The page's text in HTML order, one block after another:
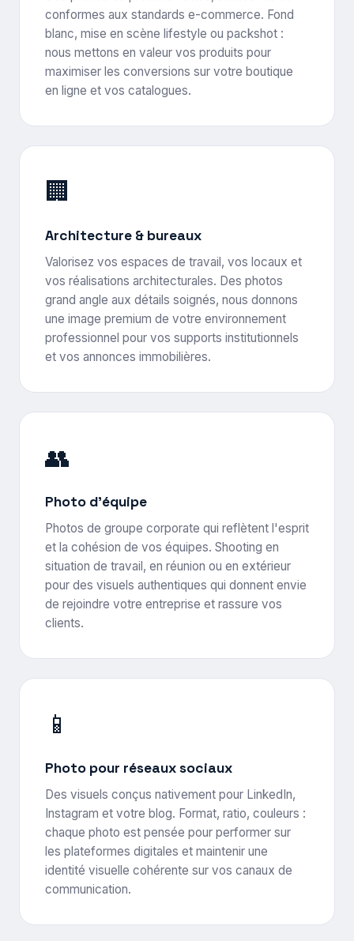
conformes aux standards e-commerce. Fond
blanc, mise en scène lifestyle ou packshot :
nous mettons en valeur vos produits pour
maximiser les conversions sur votre boutique
en ligne et vos catalogues.
🏢
Architecture & bureaux
Valorisez vos espaces de travail, vos locaux et
vos réalisations architecturales. Des photos
grand angle aux détails soignés, nous donnons
une image premium de votre environnement
professionnel pour vos supports institutionnels
et vos annonces immobilières.
👥
Photo d'équipe
Photos de groupe corporate qui reflètent l'esprit
et la cohésion de vos équipes. Shooting en
situation de travail, en réunion ou en extérieur
pour des visuels authentiques qui donnent envie
de rejoindre votre entreprise et rassure vos
clients.
📱
Photo pour réseaux sociaux
Des visuels conçus nativement pour LinkedIn,
Instagram et votre blog. Format, ratio, couleurs :
chaque photo est pensée pour performer sur
les plateformes digitales et maintenir une
identité visuelle cohérente sur vos canaux de
communication.